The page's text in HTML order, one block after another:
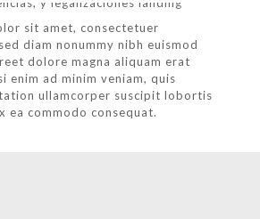
sit amet, consectetuer
diam nonummy nibh euismod
dolore magna aliquam erat
enim ad minim veniam, quis
ullamcorper suscipit lobortis
ea commodo consequat.